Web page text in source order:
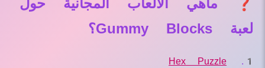
❓ ماهي الألعاب المجانية حول
لعبة Gummy Blocks؟
Hex Puzzle